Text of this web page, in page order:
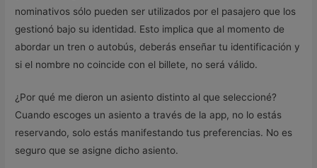
nominativos sólo pueden ser utilizados por el pasajero que los
gestionó bajo su identidad. Esto implica que al momento de
abordar un tren o autobús, deberás enseñar tu identificación y
si el nombre no coincide con el billete, no será válido.
¿Por qué me dieron un asiento distinto al que seleccioné?
Cuando escoges un asiento a través de la app, no lo estás
reservando, solo estás manifestando tus preferencias. No es
seguro que se asigne dicho asiento.